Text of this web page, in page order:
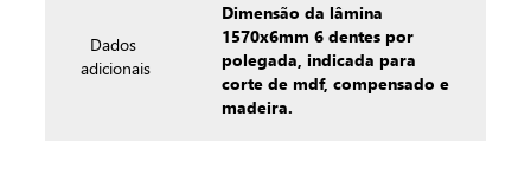
Dados
adicionais
Dimensão da lâmina
1570x6mm 6 dentes por
polegada, indicada para
corte de mdf, compensado e
madeira.